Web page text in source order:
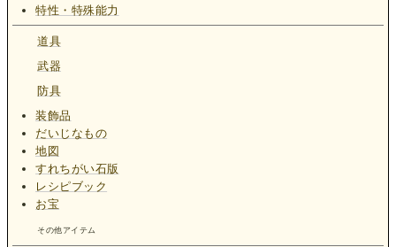
特性・特殊能力
道具
武器
防具
装飾品
だいじなもの
地図
すれちがい石版
レシピブック
お宝
その他アイテム